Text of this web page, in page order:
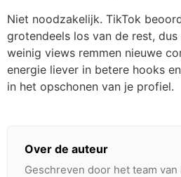
Niet noodzakelijk. TikTok
grotendeels los van de rest, dus
weinig views remmen nieuwe
energie liever in betere hooks
in het opschonen van je profiel.
Over de auteur
Geschreven door het team van